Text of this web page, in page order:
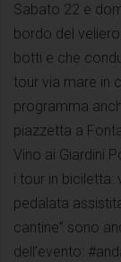
Sabato 22 e
bordo del
botti e che
tour via mare in
programma
piazzetta a
Vino ai Giardini
i tour in biciletta:
pedalata
cantine” sono
dell’evento: